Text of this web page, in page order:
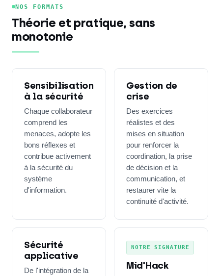
NOS FORMATS
Théorie et pratique, sans
monotonie
Sensibilisation
à la sécurité
Chaque collaborateur
comprend les
menaces, adopte les
bons réflexes et
contribue activement
à la sécurité du
système
d'information.
Gestion de
crise
Des exercices
réalistes et des
mises en situation
pour renforcer la
coordination, la prise
de décision et la
communication, et
restaurer vite la
continuité d'activité.
Sécurité
applicative
De l'intégration de la
NOTRE SIGNATURE
Mid'Hack